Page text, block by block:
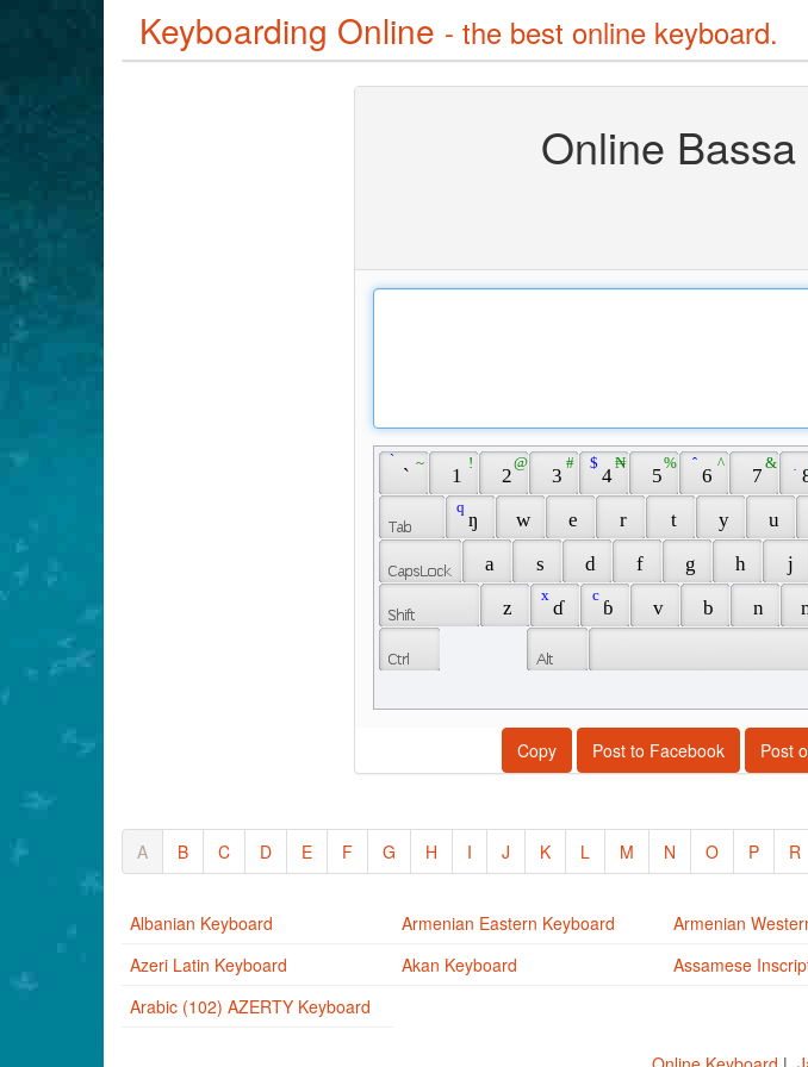
Keyboarding Online - the best online keyboard.
Online
`
~
1
!
2
@
3
#
4
₦
$
5
%
6
^
̂
7
&
ŋ
q
w e r t y u
a s d f g h j
z ɗ
x
ɓ
c
v b n
Copy Post to Facebook Post
A B C D E F G H I J K L M N O P R
Albanian Keyboard Armenian Eastern Keyboard Armenian
Azeri Latin Keyboard
Akan Keyboard Assamese
Arabic (102) AZERTY Keyboard